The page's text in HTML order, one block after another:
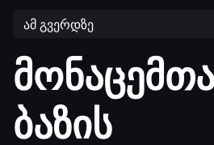
ამ გვერდზე
მონაცემთა
ბაზის